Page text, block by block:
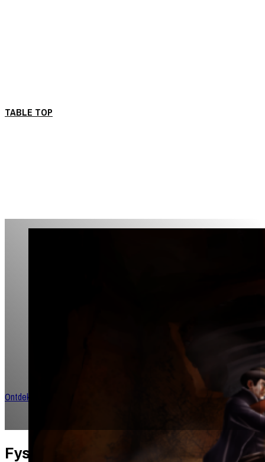
TABLE TOP
de worp van een dobbelsteen en vriendschappen worden
Ontdek meer rollenspellen!
Fysieke roleplay locaties in